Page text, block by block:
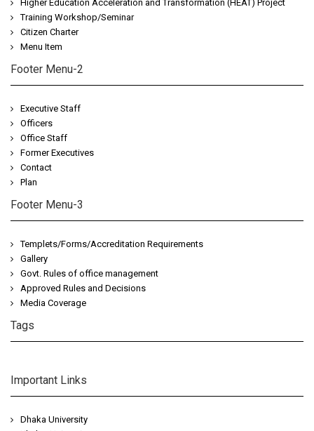
Higher Education Acceleration and Transformation (HEAT) Project
Training Workshop/Seminar
Citizen Charter
Menu Item
Footer Menu-2
Executive Staff
Officers
Office Staff
Former Executives
Contact
Plan
Footer Menu-3
Templets/Forms/Accreditation Requirements
Gallery
Govt. Rules of office management
Approved Rules and Decisions
Media Coverage
Tags
Important Links
Dhaka University